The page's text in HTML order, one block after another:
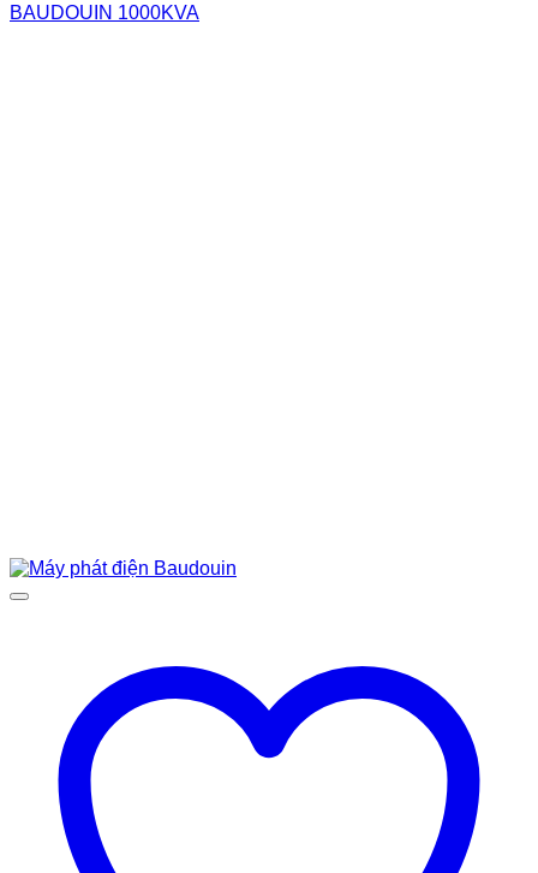
BAUDOUIN 1000KVA